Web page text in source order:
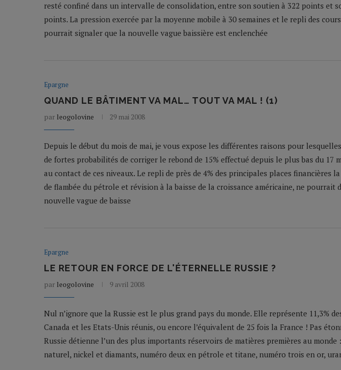
resté confiné dans un intervalle de consolidation, entre son soutien à 322 points et
points. La pression exercée par la moyenne mobile à 30 semaines et le repli des
pourrait signaler que la nouvelle vague baissière est enclenchée
Epargne
QUAND LE BÂTIMENT VA MAL… TOUT VA MAL ! (1)
par leogolovine 29 mai 2008
Depuis le début du mois de mai, je vous expose les différentes raisons pour
de fortes probabilités de corriger le rebond de 15% effectué depuis le plus bas du 17
au contact de ces niveaux. Le repli de près de 4% des principales places financières
de flambée du pétrole et révision à la baisse de la croissance américaine, ne pourrait
nouvelle vague de baisse
Epargne
LE RETOUR EN FORCE DE L'ÉTERNELLE RUSSIE ?
par leogolovine 9 avril 2008
Nul n’ignore que la Russie est le plus grand pays du monde. Elle représente 11,3%
Canada et les Etats-Unis réunis, ou encore l’équivalent de 25 fois la France ! Pas
Russie détienne l’un des plus importants réservoirs de matières premières au
naturel, nickel et diamants, numéro deux en pétrole et titane, numéro trois en or,